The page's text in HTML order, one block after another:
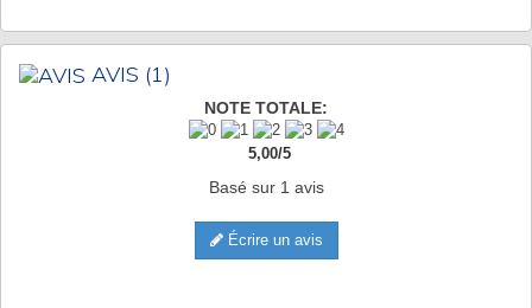
AVIS (1)
NOTE TOTALE:
5,00/5
Basé sur 1 avis
Écrire un avis